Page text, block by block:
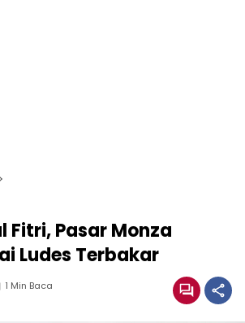
Fitri, Pasar Monza
Ludes Terbakar
1 Min Baca